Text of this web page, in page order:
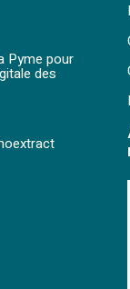
Pyme pour
des